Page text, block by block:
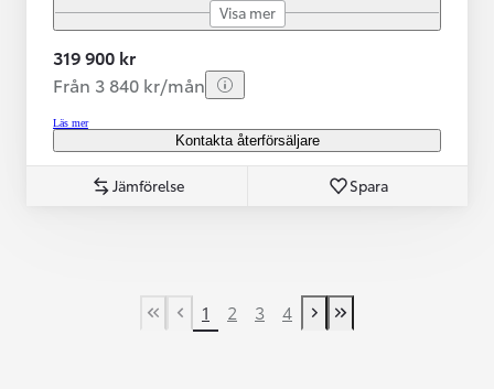
Visa mer
319 900 kr
Från 3 840 kr/mån
Läs mer
Kontakta återförsäljare
Jämförelse Spara
First Page
Previous page
1 2 3 4
Next page
Last Page